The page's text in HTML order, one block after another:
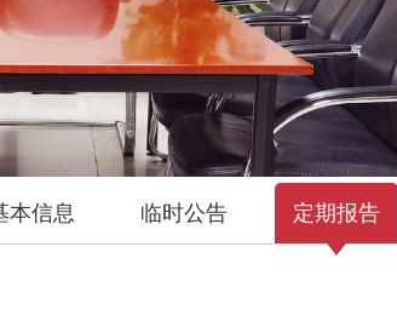
本信息 临时公告 定期报告